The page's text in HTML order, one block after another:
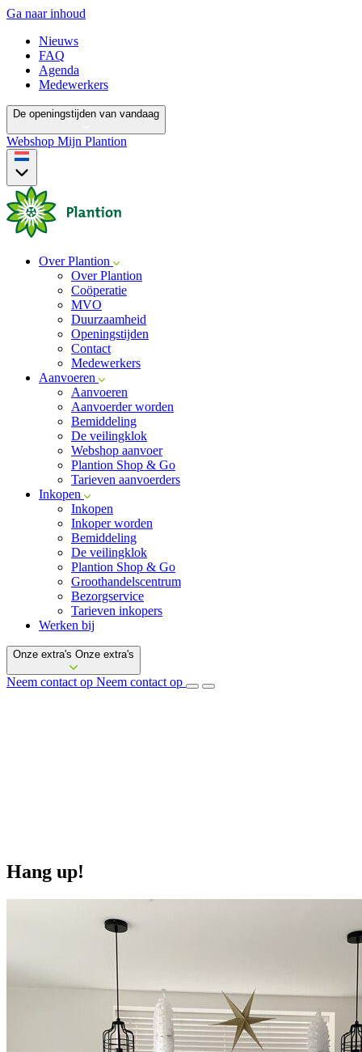
Ga naar inhoud
Nieuws
FAQ
Agenda
Medewerkers
De openingstijden van vandaag
Webshop Mijn Plantion
Over Plantion
Over Plantion
Coöperatie
MVO
Duurzaamheid
Openingstijden
Contact
Medewerkers
Aanvoeren
Aanvoeren
Aanvoerder worden
Bemiddeling
De veilingklok
Webshop aanvoer
Plantion Shop & Go
Tarieven aanvoerders
Inkopen
Inkopen
Inkoper worden
Bemiddeling
De veilingklok
Plantion Shop & Go
Groothandelscentrum
Bezorgservice
Tarieven inkopers
Werken bij
Onze extra's Onze extra's
Neem contact op Neem contact op
Hang up!